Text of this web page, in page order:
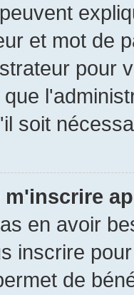
et mot de
pour
soit
en avoir
inscrire
de